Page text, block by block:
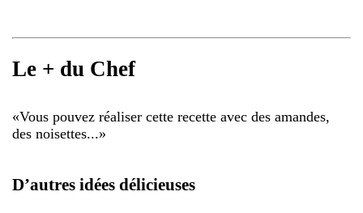
Le + du Chef
«Vous pouvez réaliser cette recette avec des amandes,
des noisettes...»
D’autres idées délicieuses